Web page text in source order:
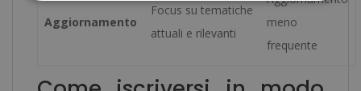
Aggiornamento
Focus su tematiche
attuali e rilevanti
meno
frequente